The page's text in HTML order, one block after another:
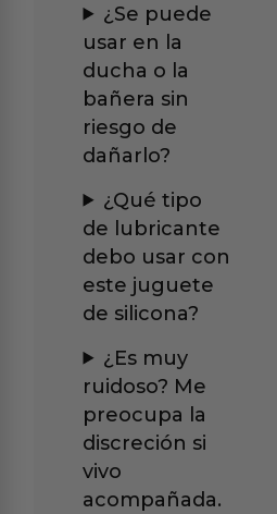
¿Se puede
usar en la
ducha o la
bañera sin
riesgo de
dañarlo?
¿Qué tipo
de lubricante
debo usar con
este juguete
de silicona?
¿Es muy
ruidoso? Me
preocupa la
discreción si
vivo
acompañada.